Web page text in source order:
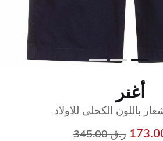
أغنر
باللون الكحلى للاولاد
سعر مخفض من
ر.ق 345.00